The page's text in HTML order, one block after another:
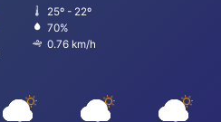
25º - 22º
70%
0.76 km/h